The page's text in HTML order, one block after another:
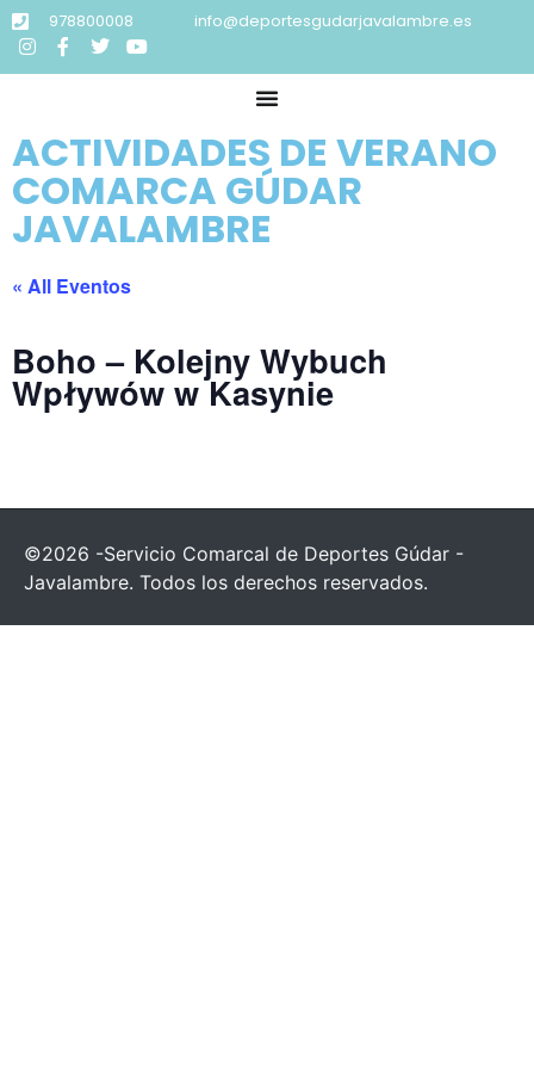
978800008 info@deportesgudarjavalambre.es
ACTIVIDADES DE VERANO
COMARCA GÚDAR
JAVALAMBRE
« All Eventos
Boho – Kolejny Wybuch
Wpływów w Kasynie
©2026 -Servicio Comarcal de Deportes Gúdar -
Javalambre. Todos los derechos reservados.